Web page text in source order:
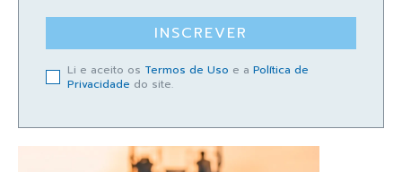
INSCREVER
Li e aceito os Termos de Uso e a Política de
Privacidade do site.